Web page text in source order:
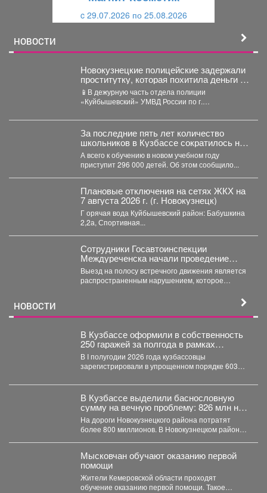
c 29.07.2026 по 25.08.2026
НОВОСТИ
Новокузнецкие полицейские задержали
проститутку, которая похитила деньги у
клиента
📱В дежурную часть отдела полиции
«Куйбышевский» УМВД России по г.
житель....
За последние пять лет количество
школьников в Кузбассе сократилось на
8%
А всего к обучению в новом учебном году
приступит 296 000 детей. Об этом сообщило...
Плановые отключения на сетях ЖКХ на
7 августа 2026 г. (г. Новокузнецк)
Г орячая вода Куйбышевский район: Бабушкина
2,2а, Спортивная...
Сотрудники Госавтоинспекции
Междуреченска начали проведение
профилактической операции
«Встречная полоса»
Выезд на полосу встречного движения является
распространенным нарушением, которое
НОВОСТИ
В Кузбассе оформили в собственность
250 гаражей за полгода в рамках
«гаражной амнистии»
В I полугодии 2026 года кузбассовцы
зарегистрировали в упрощенном порядке 603
В Кузбассе выделили баснословную
сумму на вечную проблему: 826 млн на
ремонт
На дороги Новокузнецкого района потратят
более 800 миллионов. В Новокузнецком районе в
Мысковчан обучают оказанию первой
помощи
Жители Кемеровской области проходят
обучение оказанию первой помощи. Такое